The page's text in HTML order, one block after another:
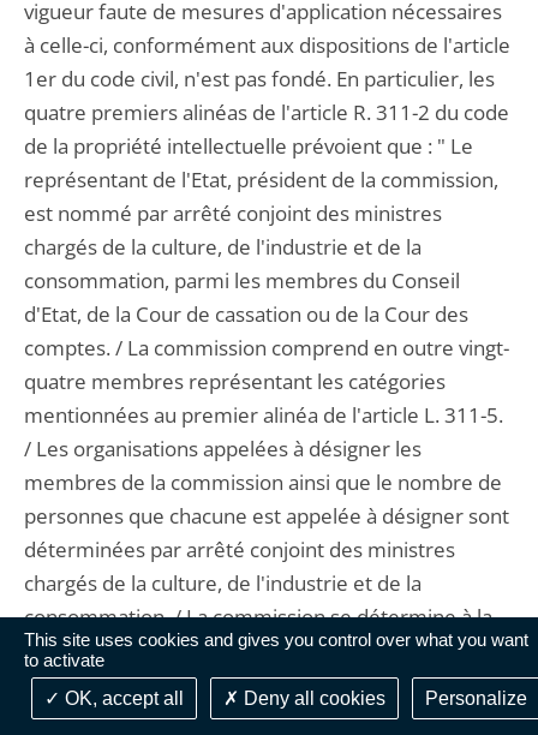
This site uses cookies and gives you control over what you want
to activate
OK, accept all
Deny all cookies Personalize
vigueur faute de mesures d'application nécessaires
à celle-ci, conformément aux dispositions de l'article
1er du code civil, n'est pas fondé. En particulier, les
quatre premiers alinéas de l'article R. 311-2 du code
de la propriété intellectuelle prévoient que : " Le
représentant de l'Etat, président de la commission,
est nommé par arrêté conjoint des ministres
chargés de la culture, de l'industrie et de la
consommation, parmi les membres du Conseil
d'Etat, de la Cour de cassation ou de la Cour des
comptes. / La commission comprend en outre vingt-
quatre membres représentant les catégories
mentionnées au premier alinéa de l'article L. 311-5.
/ Les organisations appelées à désigner les
membres de la commission ainsi que le nombre de
personnes que chacune est appelée à désigner sont
déterminées par arrêté conjoint des ministres
chargés de la culture, de l'industrie et de la
consommation. / La commission se détermine à la
majorité de ses membres présents. En cas de
partage des voix, le président a voix prépondérante
".